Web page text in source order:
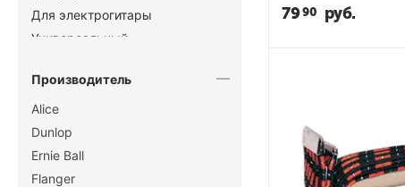
7990 руб.
Для электрогитары
Универсальный
Производитель
Alice
Dunlop
Ernie Ball
Flanger